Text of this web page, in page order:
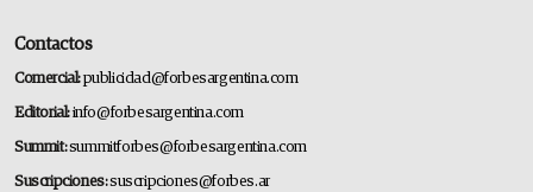
Contactos
Comercial:publicidad@forbesargentina.com
Editorial:info@forbesargentina.com
Summit:summitforbes@forbesargentina.com
Suscripciones:suscripciones@forbes.ar